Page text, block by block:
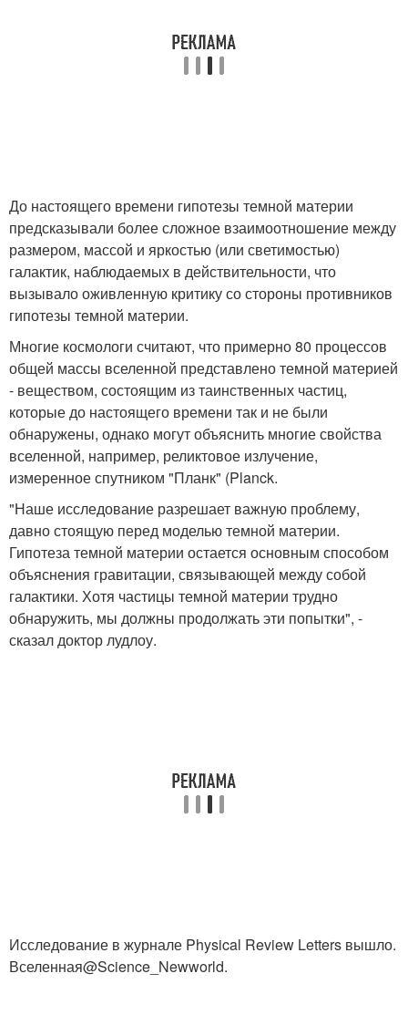
До настоящего времени гипотезы темной материи
предсказывали более сложное взаимоотношение между
размером, массой и яркостью (или светимостью)
галактик, наблюдаемых в действительности, что
вызывало оживленную критику со стороны противников
гипотезы темной материи.
Многие космологи считают, что примерно 80 процессов
общей массы вселенной представлено темной материей
- веществом, состоящим из таинственных частиц,
которые до настоящего времени так и не были
обнаружены, однако могут объяснить многие свойства
вселенной, например, реликтовое излучение,
измеренное спутником "Планк" (Planck.
"Наше исследование разрешает важную проблему,
давно стоящую перед моделью темной материи.
Гипотеза темной материи остается основным способом
объяснения гравитации, связывающей между собой
галактики. Хотя частицы темной материи трудно
обнаружить, мы должны продолжать эти попытки", -
сказал доктор лудлоу.
Исследование в журнале Physical Review Letters вышло.
Вселенная@Science_Newworld.